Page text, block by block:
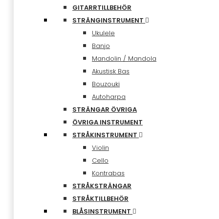
GITARRTILLBEHÖR
STRÄNGINSTRUMENT
Ukulele
Banjo
Mandolin / Mandola
Akustisk Bas
Bouzouki
Autoharpa
STRÄNGAR ÖVRIGA
ÖVRIGA INSTRUMENT
STRÅKINSTRUMENT
Violin
Cello
Kontrabas
STRÅKSTRÄNGAR
STRÅKTILLBEHÖR
BLÅSINSTRUMENT